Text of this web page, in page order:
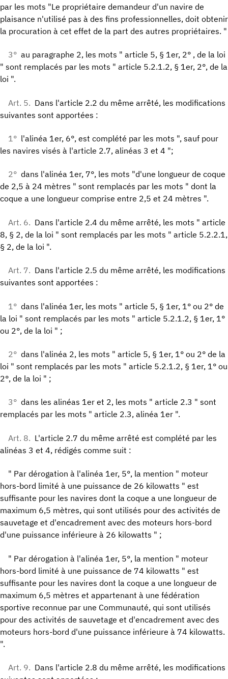
par les mots "Le propriétaire demandeur d'un navire de
plaisance n'utilisé pas à des fins professionnelles, doit obtenir
la procuration à cet effet de la part des autres propriétaires. "
3° au paragraphe 2, les mots " article 5, § 1er, 2° , de la loi
" sont remplacés par les mots " article 5.2.1.2, § 1er, 2°, de la
loi ".
Art. 5. Dans l'article 2.2 du même arrêté, les modifications
suivantes sont apportées :
1° l'alinéa 1er, 6°, est complété par les mots ", sauf pour
les navires visés à l'article 2.7, alinéas 3 et 4 ";
2° dans l'alinéa 1er, 7°, les mots "d'une longueur de coque
de 2,5 à 24 mètres " sont remplacés par les mots " dont la
coque a une longueur comprise entre 2,5 et 24 mètres ".
Art. 6. Dans l'article 2.4 du même arrêté, les mots " article
8, § 2, de la loi " sont remplacés par les mots " article 5.2.2.1,
§ 2, de la loi ".
Art. 7. Dans l'article 2.5 du même arrêté, les modifications
suivantes sont apportées :
1° dans l'alinéa 1er, les mots " article 5, § 1er, 1° ou 2° de
la loi " sont remplacés par les mots " article 5.2.1.2, § 1er, 1°
ou 2°, de la loi " ;
2° dans l'alinéa 2, les mots " article 5, § 1er, 1° ou 2° de la
loi " sont remplacés par les mots " article 5.2.1.2, § 1er, 1° ou
2°, de la loi " ;
3° dans les alinéas 1er et 2, les mots " article 2.3 " sont
remplacés par les mots " article 2.3, alinéa 1er ".
Art. 8. L'article 2.7 du même arrêté est complété par les
alinéas 3 et 4, rédigés comme suit :
" Par dérogation à l'alinéa 1er, 5°, la mention " moteur
hors-bord limité à une puissance de 26 kilowatts " est
suffisante pour les navires dont la coque a une longueur de
maximum 6,5 mètres, qui sont utilisés pour des activités de
sauvetage et d'encadrement avec des moteurs hors-bord
d'une puissance inférieure à 26 kilowatts " ;
" Par dérogation à l'alinéa 1er, 5°, la mention " moteur
hors-bord limité à une puissance de 74 kilowatts " est
suffisante pour les navires dont la coque a une longueur de
maximum 6,5 mètres et appartenant à une fédération
sportive reconnue par une Communauté, qui sont utilisés
pour des activités de sauvetage et d'encadrement avec des
moteurs hors-bord d'une puissance inférieure à 74 kilowatts.
".
Art. 9. Dans l'article 2.8 du même arrêté, les modifications